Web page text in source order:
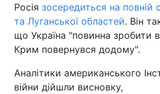
Росія зосередиться на повній
та Луганської областей. Він
що Україна "повинна зробити
Крим повернувся додому".
Аналітики американського
війни дійшли висновку,